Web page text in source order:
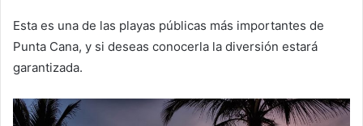
Esta es una de las playas públicas más importantes de
Punta Cana, y si deseas conocerla la diversión estará
garantizada.